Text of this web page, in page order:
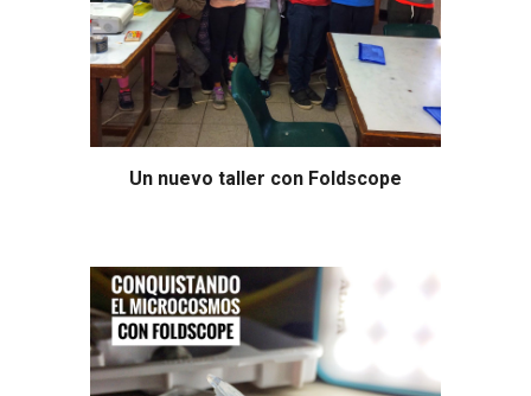
Un nuevo taller con Foldscope